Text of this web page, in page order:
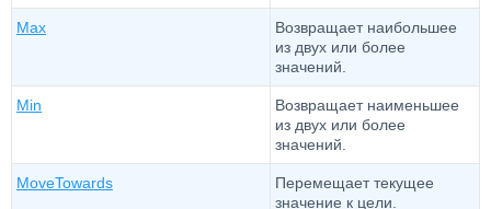
Max
Возвращает наибольшее
из двух или более
значений.
Min
Возвращает наименьшее
из двух или более
значений.
MoveTowards
Перемещает текущее
значение к цели.